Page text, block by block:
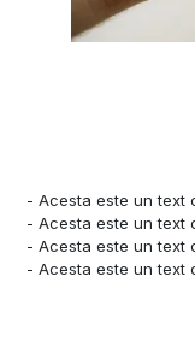
- Acesta este un text
- Acesta este un text
- Acesta este un text
- Acesta este un text